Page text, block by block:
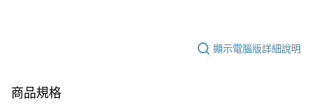
顯示電腦版詳細說明
商品規格